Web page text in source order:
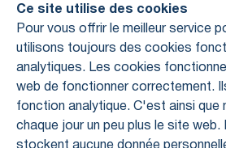
Ce site utilise des cookies
Pour vous offrir le meilleur service
utilisons toujours des cookies
analytiques. Les cookies
web de fonctionner correctement.
fonction analytique. C'est ainsi que
chaque jour un peu plus le site
stockent aucune donnée
Veuillez contacter votre personne
contactez-nous via :
Tél : +31 88 646 0200
support@foreverliving.nl
Autre